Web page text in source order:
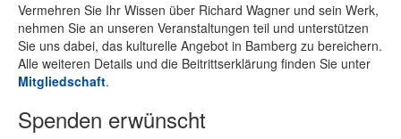
Ver­meh­ren Sie Ihr Wis­sen über Ri­chard Wag­ner und sein Werk,
neh­men Sie an un­se­ren Ver­an­stal­tun­gen teil und un­ter­stüt­zen
Sie uns da­bei, das kul­tu­rel­le An­ge­bot in Bam­berg zu be­rei­chern.
Alle wei­te­ren De­tails und die Bei­tritts­er­klä­rung fin­den Sie un­ter
Mit­glied­schaft.
Spenden erwünscht